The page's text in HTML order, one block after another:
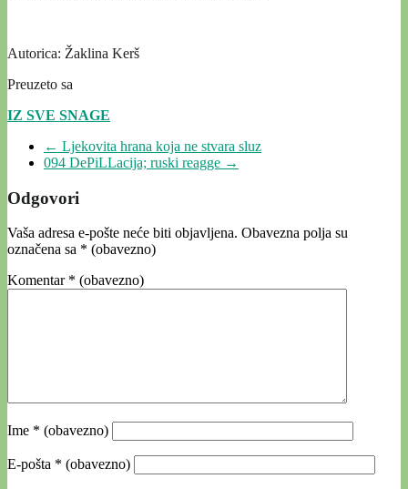
Autorica: Žaklina Kerš
Preuzeto sa
IZ SVE SNAGE
← Ljekovita hrana koja ne stvara sluz
094 DePiLLacija; ruski reagge →
Odgovori
Vaša adresa e-pošte neće biti objavljena. Obavezna polja su
označena sa * (obavezno)
Komentar * (obavezno)
Ime * (obavezno)
E-pošta * (obavezno)